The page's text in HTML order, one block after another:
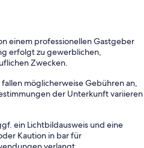
einem professionellen Gastgeber
erfolgt zu gewerblichen,
Zwecken.
fallen möglicherweise Gebühren an,
der Unterkunft variieren
ein Lichtbildausweis und eine
Kaution in bar für